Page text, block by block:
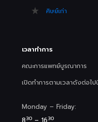
ศิษย์เก่า
เวลาทำการ
คณะการแพทย์บูรณาการ
เปิดทำการตามเวลาดังต่อไป
Monday – Friday:
30 30